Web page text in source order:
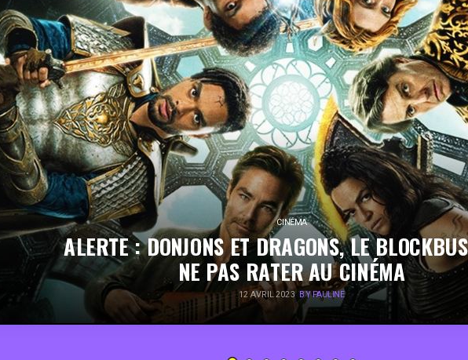
CINÉMA
ALERTE : DONJONS ET DRAGONS, LE
NE PAS RATER AU CINÉMA
12 AVRIL 2023 BY PAULINE